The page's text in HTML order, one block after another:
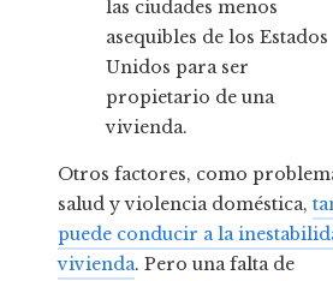
Otros factores, como
salud y violencia doméstica,
puede conducir a la
vivienda. Pero una falta de